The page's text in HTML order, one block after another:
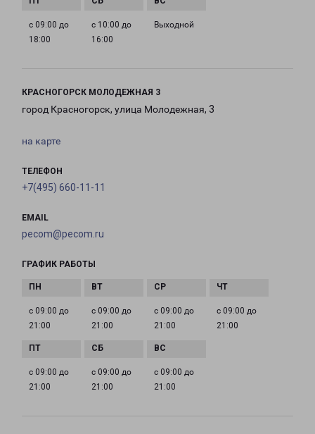
с 09:00 до
18:00
с 10:00 до
16:00
Выходной
КРАСНОГОРСК МОЛОДЕЖНАЯ 3
город Красногорск, улица Молодежная, 3
на карте
ТЕЛЕФОН
+7(495) 660-11-11
EMAIL
pecom@pecom.ru
ГРАФИК РАБОТЫ
с 09:00 до
21:00
с 09:00 до
21:00
с 09:00 до
21:00
с 09:00 до
21:00
с 09:00 до
21:00
с 09:00 до
21:00
с 09:00 до
21:00